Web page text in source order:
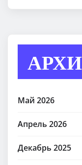
Май 2026
Апрель 2026
Декабрь 2025